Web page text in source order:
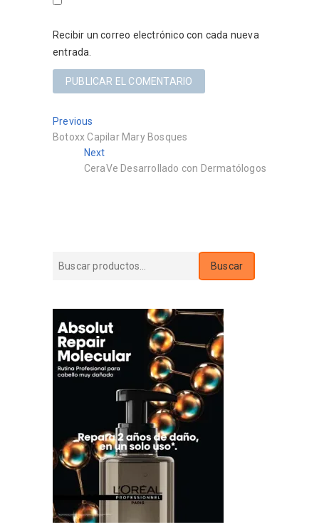
Recibir un correo electrónico con cada nueva
entrada.
Navegación
de
entradas
Previous
post:
Botoxx Capilar Mary Bosques
NextNext
post:
CeraVe Desarrollado con Dermatólogos
Buscar